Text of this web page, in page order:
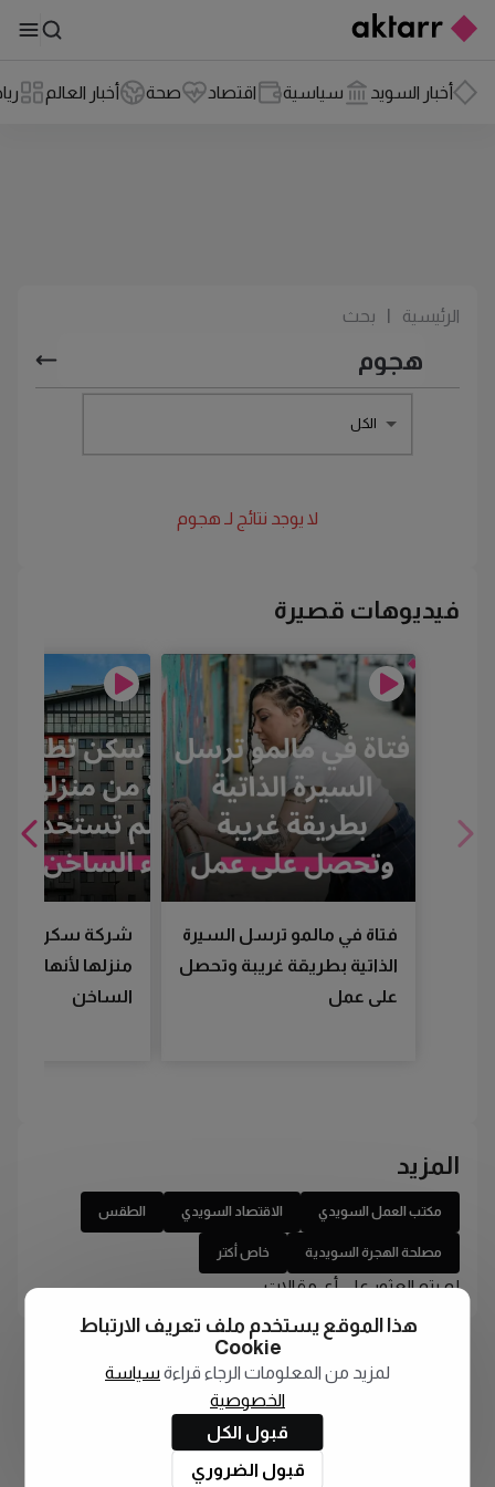
أخبار السويد سياسية اقتصاد صحة أخبار العالم
الرئيسية بحث
الكل
لا يوجد نتائج لـ هجوم
فيديوهات قصيرة
فتاة في مالمو ترسل السيرة
الذاتية بطريقة غريبة وتحصل
على عمل
شركة سكن
منزلها لأنها لم
الساخن
المزيد
مكتب العمل السويدي الاقتصاد السويدي الطقس
مصلحة الهجرة السويدية خاص أكتر
لم يتم العثور على أي مقالات
هذا الموقع يستخدم ملف تعريف الارتباط
Cookie
لمزيد من المعلومات الرجاء قراءة سياسة
الخصوصية
قبول الكل
قبول الضروري